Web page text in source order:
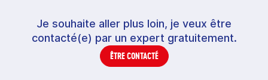
Je souhaite aller plus loin, je veux être
contacté(e) par un expert gratuitement.
ÊTRE CONTACTÉ